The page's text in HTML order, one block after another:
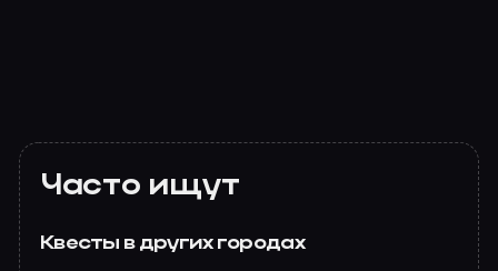
Часто ищут
Квесты в других городах